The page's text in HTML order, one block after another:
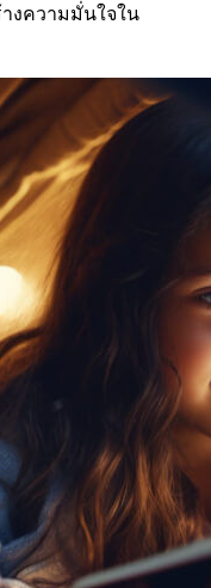
งความมั่นใจใน